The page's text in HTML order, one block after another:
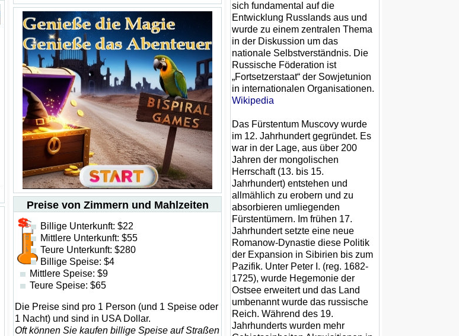
Preise von Zimmern und Mahlzeiten
Billige Unterkunft: $22
Mittlere Unterkunft: $55
Teure Unterkunft: $280
Billige Speise: $4
Mittlere Speise: $9
Teure Speise: $65
Die Preise sind pro 1 Person (und 1 Speise oder
1 Nacht) und sind in USA Dollar.
Oft können Sie kaufen billige Speise auf Straßen
sich fundamental auf die
Entwicklung Russlands aus und
wurde zu einem zentralen Thema
in der Diskussion um das
nationale Selbstverständnis. Die
Russische Föderation ist
„Fortsetzerstaat“ der Sowjetunion
in internationalen Organisationen.
Wikipedia
Das Fürstentum Muscovy wurde
im 12. Jahrhundert gegründet. Es
war in der Lage, aus über 200
Jahren der mongolischen
Herrschaft (13. bis 15.
Jahrhundert) entstehen und
allmählich zu erobern und zu
absorbieren umliegenden
Fürstentümern. Im frühen 17.
Jahrhundert setzte eine neue
Romanow-Dynastie diese Politik
der Expansion in Sibirien bis zum
Pazifik. Unter Peter I. (reg. 1682-
1725), wurde Hegemonie der
Ostsee erweitert und das Land
umbenannt wurde das russische
Reich. Während des 19.
Jahrhunderts wurden mehr